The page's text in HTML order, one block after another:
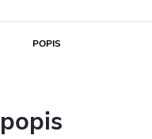
POPIS